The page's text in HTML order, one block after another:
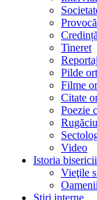
Tineret
Pilde
Filme
Citate
Poezie
Video
Istoria bisericii
Vieţile
Ştiri interne